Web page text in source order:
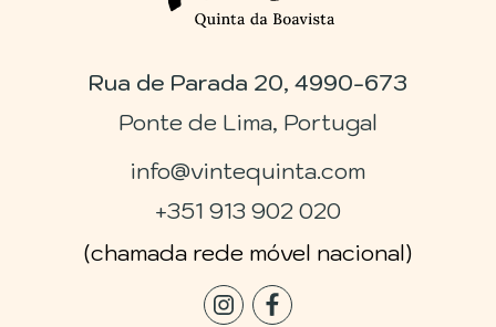
Rua de Parada 20, 4990-673
Ponte de Lima, Portugal
info@vintequinta.com
+351 913 902 020
(chamada rede móvel nacional)